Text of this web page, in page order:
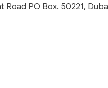
Road PO Box. 50221,